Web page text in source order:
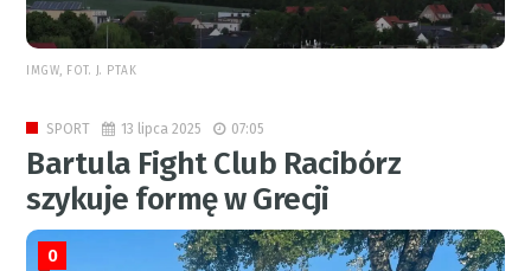
IMGW, FOT. J. PTAK
SPORT 13 lipca 2025 07:05
Bartula Fight Club Racibórz
szykuje formę w Grecji
0